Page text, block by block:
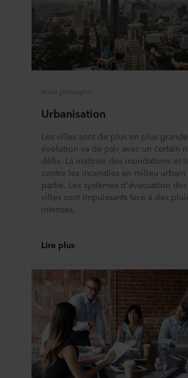
quelles fins nos sites web peuvent
donc traiter des informations vous
de cookies.
Vous pouvez retirer votre consentement
consentement à tout moment en cliquant
cookies et notreDéclaration de
incluant l’identification de la société
responsable du traitement de vos
Notre philosophie
Urbanisation
Les villes sont de plus en plus
évolution va de pair avec un certain
défis. La maîtrise des inondations et
contre les incendies en milieu
partie. Les systèmes d'évacuation
villes sont impuissants face à des
intenses.
Lire plus